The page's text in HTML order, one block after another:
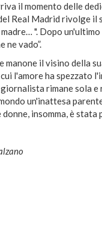
il momento delle
Real Madrid rivolge il
madre… ". Dopo
ne vado”.
manone il visino della
l'amore ha spezzato
rimane sola
un'inattesa
donne, insomma, è